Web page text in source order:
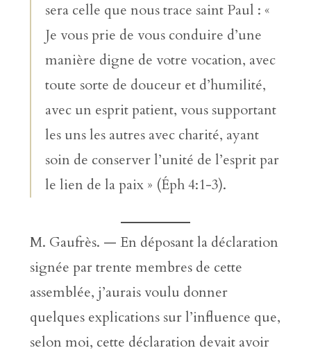
sera celle que nous trace saint Paul : «
Je vous prie de vous conduire d’une
manière digne de votre vocation, avec
toute sorte de douceur et d’humilité,
avec un esprit patient, vous supportant
les uns les autres avec charité, ayant
soin de conserver l’unité de l’esprit par
le lien de la paix » (Éph 4:1-3).
M. Gaufrès. — En déposant la déclaration
signée par trente membres de cette
assemblée, j’aurais voulu donner
quelques explications sur l’influence que,
selon moi, cette déclaration devait avoir